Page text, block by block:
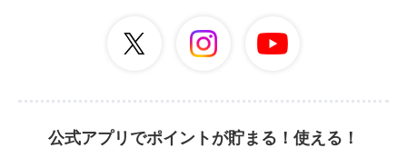
公式アプリでポイントが貯まる！使える！